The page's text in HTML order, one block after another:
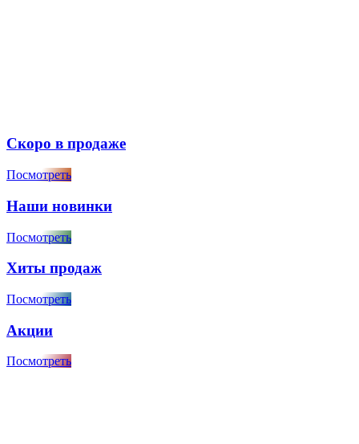
Скоро в продаже
Посмотреть
Наши новинки
Посмотреть
Хиты продаж
Посмотреть
Акции
Посмотреть